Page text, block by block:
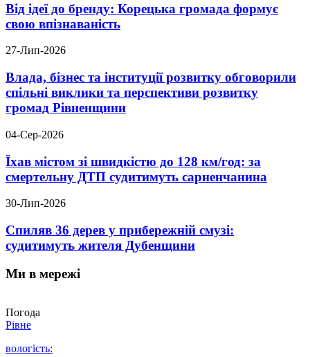
Від ідеї до бренду: Корецька громада формує
свою впізнаваність
27-Лип-2026
Влада, бізнес та інституції розвитку обговорили
спільні виклики та перспективи розвитку
громад Рівненщини
04-Сер-2026
Їхав містом зі швидкістю до 128 км/год: за
смертельну ДТП судитимуть сарненчанина
30-Лип-2026
Спиляв 36 дерев у прибережній смузі:
судитимуть жителя Дубенщини
Ми в мережі
Погода
Рівне
вологість: